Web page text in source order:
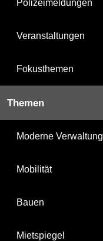
Polizeimeldungen
Veranstaltungen
Fokusthemen
Themen
Moderne Verwaltung
Mobilität
Bauen
Mietspiegel